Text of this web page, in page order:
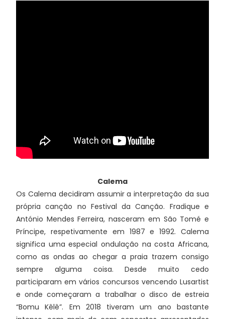
Calema
Os Calema decidiram assumir a interpretação da sua
própria canção no Festival da Canção. Fradique e
António Mendes Ferreira, nasceram em São Tomé e
Príncipe, respetivamente em 1987 e 1992. Calema
significa uma especial ondulação na costa Africana,
como as ondas ao chegar a praia trazem consigo
sempre alguma coisa. Desde muito cedo
participaram em vários concursos vencendo Lusartist
e onde começaram a trabalhar o disco de estreia
“Bomu Kêlê”. Em 2018 tiveram um ano bastante